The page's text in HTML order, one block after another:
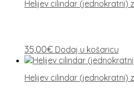
Helijev cilindar (jednokratni)
35,00€ Dodaj u košaricu
Helijev cilindar (jednokratni)